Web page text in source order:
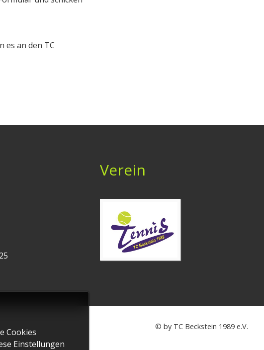
es an den TC
Verein
© by TC Beckstein 1989 e.V.
Cookies
Einstellungen